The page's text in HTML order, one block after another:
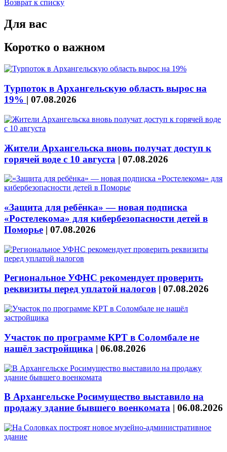
Возврат к списку
Для вас
Коротко о важном
Турпоток в Архангельскую область вырос на
19% | 07.08.2026
Жители Архангельска вновь получат доступ к
горячей воде с 10 августа | 07.08.2026
«Защита для ребёнка» — новая подписка
«Ростелекома» для кибербезопасности детей в
Поморье | 07.08.2026
Региональное УФНС рекомендует проверить
реквизиты перед уплатой налогов | 07.08.2026
Участок по программе КРТ в Соломбале не
нашёл застройщика | 06.08.2026
В Архангельске Росимущество выставило на
продажу здание бывшего военкомата | 06.08.2026